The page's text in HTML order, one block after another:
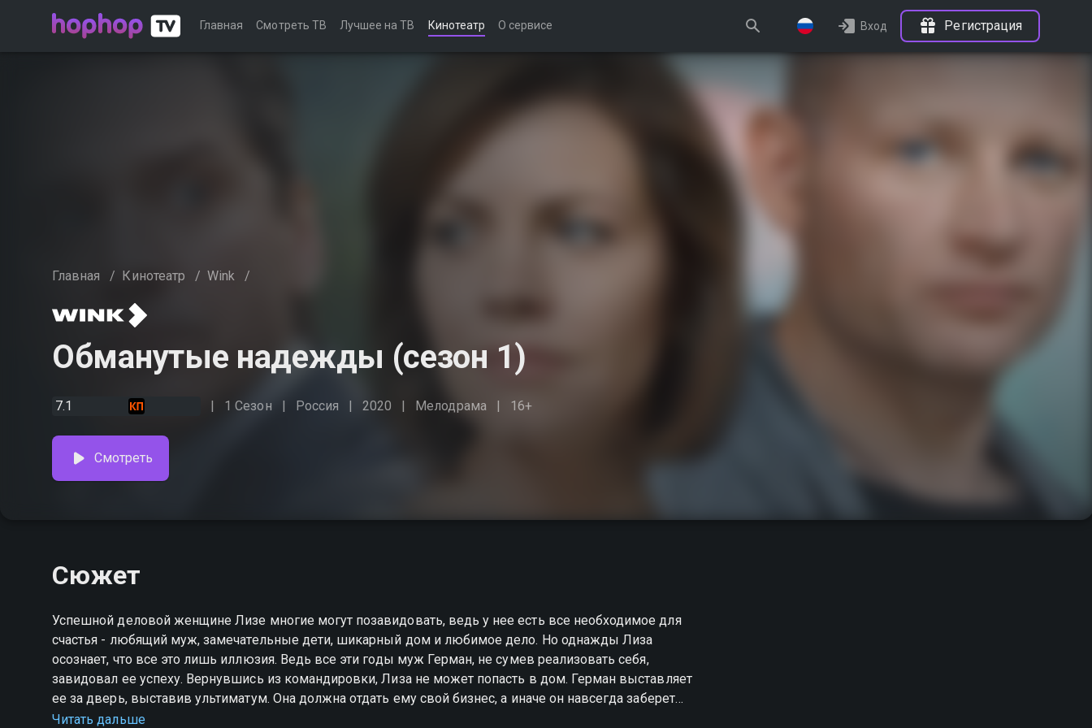
Главная Смотреть ТВ Лучшее на ТВ Кинотеатр О сервисе Вход Регистрация
Главная / Кинотеатр / Wink /
Обманутые надежды (сезон 1)
7.1 1 Сезон Россия 2020 Мелодрама 16+
Смотреть
Сюжет
Успешной деловой женщине Лизе многие могут позавидовать, ведь у нее есть все необходимое для
счастья - любящий муж, замечательные дети, шикарный дом и любимое дело. Но однажды Лиза
осознает, что все это лишь иллюзия. Ведь все эти годы муж Герман, не сумев реализовать себя,
завидовал ее успеху. Вернувшись из командировки, Лиза не может попасть в дом. Герман выставляет
ее за дверь, выставив ультиматум. Она должна отдать ему свой бизнес, а иначе он навсегда заберет
детей. Весь ее мир рушится. Она не ожидала такого предательства. Но благо, что рядом оказался тот,
Читать дальше